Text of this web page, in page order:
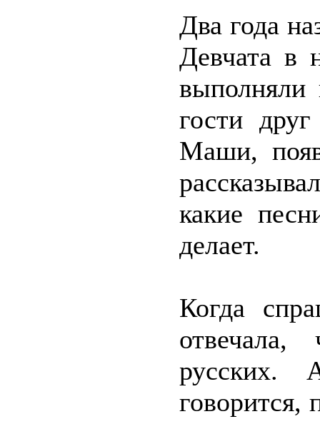
Два года
Девчата в
выполняли
гости
Маши,
какие
делает.
Когда
русских.